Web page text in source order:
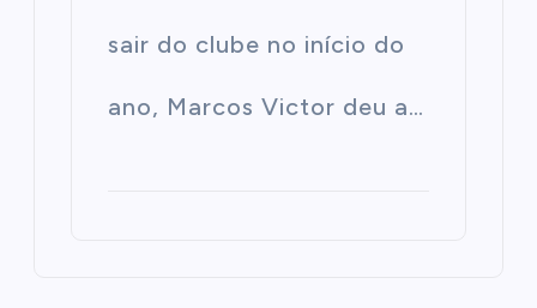
sair do clube no início do
ano, Marcos Victor deu a…